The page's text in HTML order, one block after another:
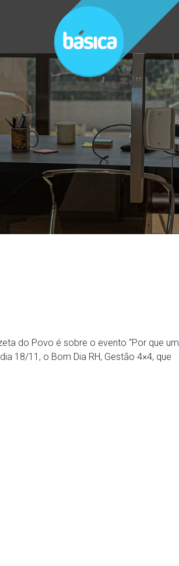
do Povo é sobre o evento “Por que um
18/11, o Bom Dia RH, Gestão 4×4, que